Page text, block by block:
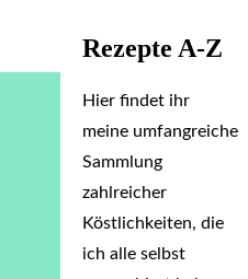
Rezepte A-Z
Hier findet ihr
meine umfangreiche
Sammlung
zahlreicher
Köstlichkeiten, die
ich alle selbst